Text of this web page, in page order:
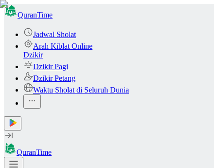
QuranTime
Jadwal Sholat
Arah Kiblat Online
Dzikir
Dzikir Pagi
Dzikir Petang
Waktu Sholat di Seluruh Dunia
QuranTime